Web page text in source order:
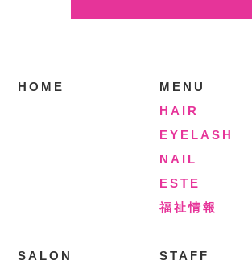
HOME
MENU
HAIR
EYELASH
NAIL
ESTE
福祉情報
SALON STAFF